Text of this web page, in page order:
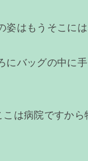
姿はもうそこに
にバッグの中に
は病院ですか